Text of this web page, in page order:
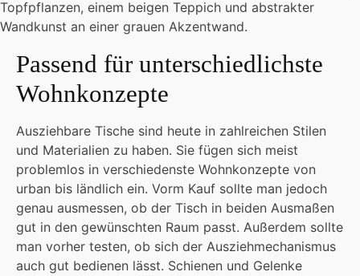
Passend für unterschiedlichste
Wohnkonzepte
Ausziehbare Tische sind heute in zahlreichen Stilen
und Materialien zu haben. Sie fügen sich meist
problemlos in verschiedenste Wohnkonzepte von
urban bis ländlich ein. Vorm Kauf sollte man jedoch
genau ausmessen, ob der Tisch in beiden Ausmaßen
gut in den gewünschten Raum passt. Außerdem sollte
man vorher testen, ob sich der Ausziehmechanismus
auch gut bedienen lässt. Schienen und Gelenke